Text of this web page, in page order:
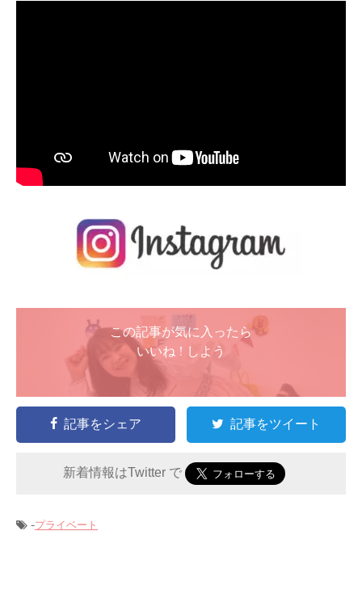
この記事が気に入ったら
いいね ! しよう
記事をシェア 記事をツイート
新着情報はTwitter で
-プライベート